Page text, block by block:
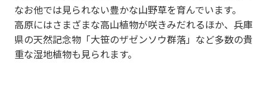
なお他では見られない豊かな山野草を育んでいます。
高原にはさまざまな高山植物が咲きみだれるほか、兵庫
県の天然記念物「大笹のザゼンソウ群落」など多数の貴
重な湿地植物も見られます。